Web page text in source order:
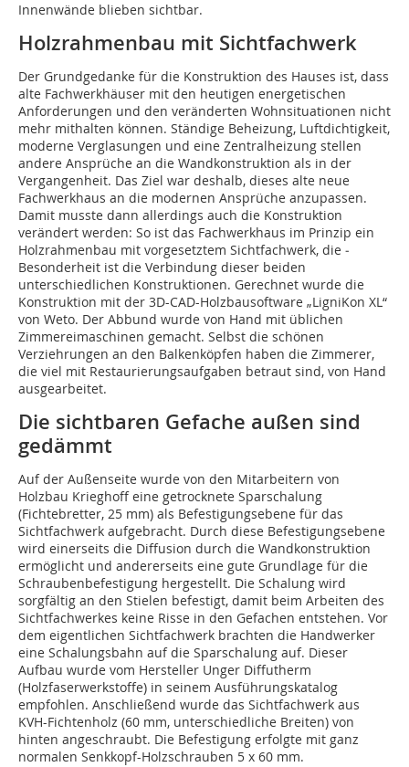
Innenwände blieben sichtbar.
Holzrahmenbau mit Sichtfachwerk
Der Grundgedanke für die Konstruktion des Hauses ist, dass
alte Fachwerkhäuser mit den heutigen energetischen
Anforderungen und den veränderten Wohnsituationen nicht
mehr mithalten können. Ständige Beheizung, Luftdichtigkeit,
moderne Verglasungen und eine Zentralheizung stellen
andere Ansprüche an die Wandkonstruktion als in der
Vergangenheit. Das Ziel war deshalb, dieses alte neue
Fachwerkhaus an die modernen Ansprüche anzupassen.
Damit musste dann allerdings auch die Konstruktion
verändert werden: So ist das Fachwerkhaus im Prinzip ein
Holz­rahmenbau mit vorgesetztem Sichtfachwerk, die ­
Besonderheit ist die Verbindung dieser beiden
unterschiedlichen Konstruktionen. Gerechnet wurde die
Konstruktion mit der 3D-CAD-Holzbausoftware „LigniKon XL“
von Weto. Der Abbund wurde von Hand mit üblichen
Zimmereimaschinen gemacht. Selbst die schönen
Verziehrungen an den Balkenköpfen haben die Zimmerer,
die viel mit Restaurierungsaufgaben betraut sind, von Hand
ausgearbeitet.
Die sichtbaren Gefache außen sind
gedämmt
Auf der Außenseite wurde von den Mitarbeitern von
Holzbau Krieghoff eine getrocknete Sparschalung
(Fichtebretter, 25 mm) als Befestigungsebene für das
Sichtfachwerk aufgebracht. Durch diese Befestigungsebene
wird einerseits die Diffusion durch die Wandkonstruktion
ermöglicht und andererseits eine gute Grundlage für die
Schraubenbefestigung hergestellt. Die Schalung wird
sorgfältig an den Stielen befestigt, damit beim Arbeiten des
Sichtfachwerkes keine Risse in den Gefachen entstehen. Vor
dem eigentlichen Sichtfachwerk brachten die Handwerker
eine Schalungsbahn auf die Sparschalung auf. Dieser
Aufbau wurde vom Hersteller Unger Diffutherm
(Holzfaserwerkstoffe) in seinem Ausführungskatalog
empfohlen. Anschließend wurde das Sichtfachwerk aus
KVH-Fichtenholz (60 mm, unterschiedliche Breiten) von
hinten angeschraubt. Die Befestigung erfolgte mit ganz
normalen Senkkopf-Holzschrauben 5 x 60 mm.